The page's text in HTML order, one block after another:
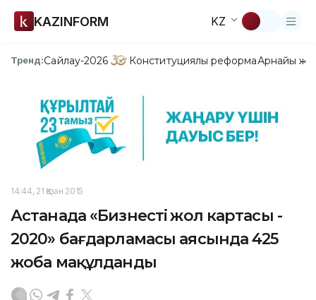
KAZINFORM KZ
Тренд:Сайлау-2026 Конституциялық реформаАрнайы
14:44, 21 Қазан 2015
Астанада «Бизнестің жол картасы -
2020» бағдарламасы аясында 425
жоба мақұлданды